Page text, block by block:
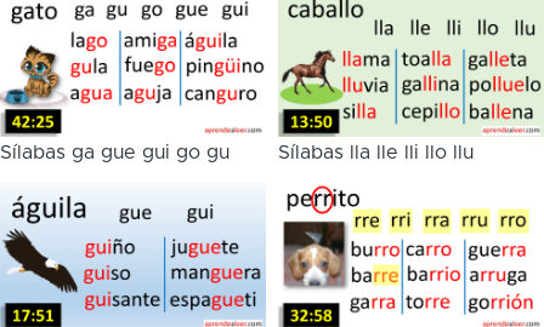
Sílabas ga gue gui go gu Sílabas lla lle lli llo llu